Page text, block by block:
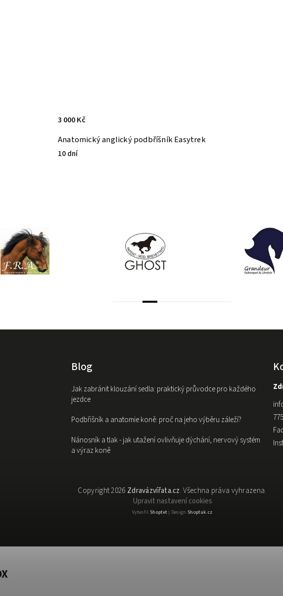
Anatomický anglický podbříšník Easytrek
10 dní
3 000 Kč
Blog
Jak zabránit klouzání sedla: praktický průvodce pro každého
jezdce
Podbřišník a anatomie koně: proč na jeho výběru záleží?
Nánosník a tlak - jak utažení ovlivňuje dýchání, nervový systém
a výraz koně
Copyright 2026 Zdravázvířata.cz. Všechna práva vyhrazena.
Upravit nastavení cookies
Vytvořil Shoptet| Design Shoptak.cz